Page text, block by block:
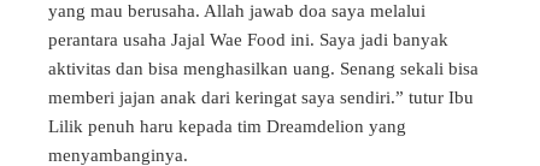
yang mau berusaha. Allah jawab doa saya melalui
perantara usaha Jajal Wae Food ini. Saya jadi banyak
aktivitas dan bisa menghasilkan uang. Senang sekali bisa
memberi jajan anak dari keringat saya sendiri.” tutur Ibu
Lilik penuh haru kepada tim Dreamdelion yang
menyambanginya.